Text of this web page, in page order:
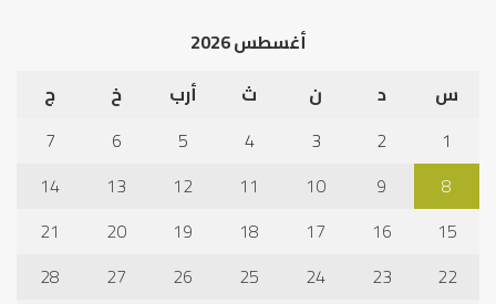
أغسطس 2026
س
د ن ث أرب خ
ج
1
2
3
4
5
6
7
8
9
10
11
12
13
14
15
16
17
18
19
20
21
22
23
24
25
26
27
28